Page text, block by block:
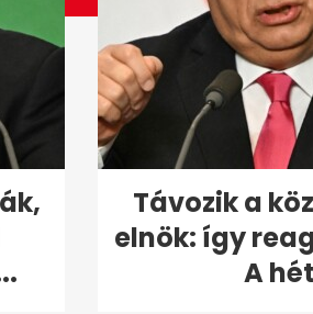
Távozik a
elnök: így
A